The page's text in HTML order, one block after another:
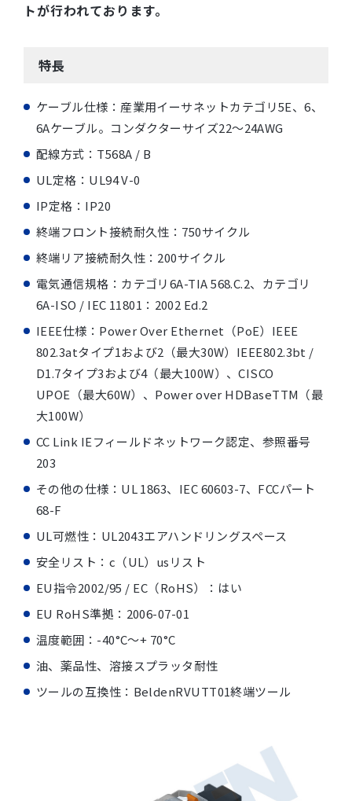
トが行われております。
特長
ケーブル仕様：産業用イーサネットカテゴリ5E、6、
6Aケーブル。コンダクターサイズ22〜24AWG
配線方式：T568A / B
UL定格：UL94 V-0
IP定格：IP20
終端フロント接続耐久性：750サイクル
終端リア接続耐久性：200サイクル
電気通信規格：カテゴリ6A-TIA 568.C.2、カテゴリ
6A-ISO / IEC 11801：2002 Ed.2
IEEE仕様：Power Over Ethernet（PoE）IEEE
802.3atタイプ1および2（最大30W）IEEE802.3bt /
D1.7タイプ3および4（最大100W）、CISCO
UPOE（最大60W）、Power over HDBaseTTM（最
大100W）
CC Link IEフィールドネットワーク認定、参照番号
203
その他の仕様：UL 1863、IEC 60603-7、FCCパート
68-F
UL可燃性：UL2043エアハンドリングスペース
安全リスト：c（UL）usリスト
EU指令2002/95 / EC（RoHS）：はい
EU RoHS準拠：2006-07-01
温度範囲：-40°C〜+ 70°C
油、薬品性、溶接スプラッタ耐性
ツールの互換性：BeldenRVUTT01終端ツール